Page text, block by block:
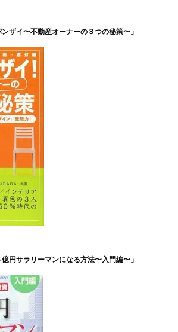
ザイ〜不動産オーナーの３つの秘策〜」
円サラリーマンになる方法〜入門編〜」